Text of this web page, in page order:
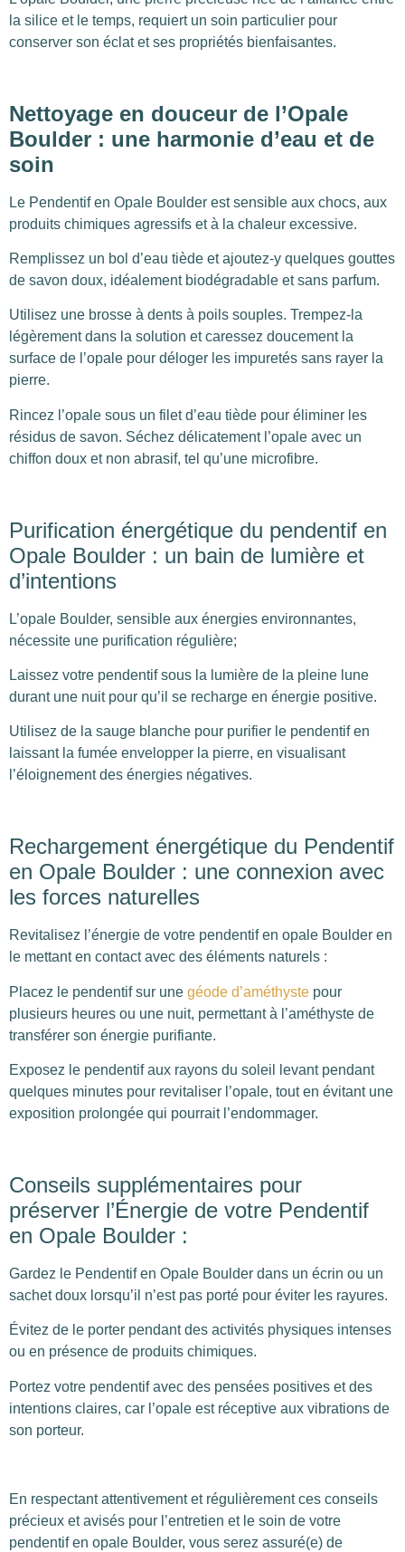
la silice et le temps, requiert un soin particulier pour
conserver son éclat et ses propriétés bienfaisantes.
Nettoyage en douceur de l’Opale
Boulder : une harmonie d’eau et de
soin
Le Pendentif en Opale Boulder est sensible aux chocs, aux
produits chimiques agressifs et à la chaleur excessive.
Remplissez un bol d’eau tiède et ajoutez-y quelques gouttes
de savon doux, idéalement biodégradable et sans parfum.
Utilisez une brosse à dents à poils souples. Trempez-la
légèrement dans la solution et caressez doucement la
surface de l’opale pour déloger les impuretés sans rayer la
pierre.
Rincez l’opale sous un filet d’eau tiède pour éliminer les
résidus de savon. Séchez délicatement l’opale avec un
chiffon doux et non abrasif, tel qu’une microfibre.
Purification énergétique du pendentif en
Opale Boulder : un bain de lumière et
d’intentions
L’opale Boulder, sensible aux énergies environnantes,
nécessite une purification régulière;
Laissez votre pendentif sous la lumière de la pleine lune
durant une nuit pour qu’il se recharge en énergie positive.
Utilisez de la sauge blanche pour purifier le pendentif en
laissant la fumée envelopper la pierre, en visualisant
l’éloignement des énergies négatives.
Rechargement énergétique du Pendentif
en Opale Boulder : une connexion avec
les forces naturelles
Revitalisez l’énergie de votre pendentif en opale Boulder en
le mettant en contact avec des éléments naturels :
Placez le pendentif sur une géode d’améthyste pour
plusieurs heures ou une nuit, permettant à l’améthyste de
transférer son énergie purifiante.
Exposez le pendentif aux rayons du soleil levant pendant
quelques minutes pour revitaliser l’opale, tout en évitant une
exposition prolongée qui pourrait l’endommager.
Conseils supplémentaires pour
préserver l’Énergie de votre Pendentif
en Opale Boulder :
Gardez le Pendentif en Opale Boulder dans un écrin ou un
sachet doux lorsqu’il n’est pas porté pour éviter les rayures.
Évitez de le porter pendant des activités physiques intenses
ou en présence de produits chimiques.
Portez votre pendentif avec des pensées positives et des
intentions claires, car l’opale est réceptive aux vibrations de
son porteur.
En respectant attentivement et régulièrement ces conseils
précieux et avisés pour l’entretien et le soin de votre
pendentif en opale Boulder, vous serez assuré(e) de